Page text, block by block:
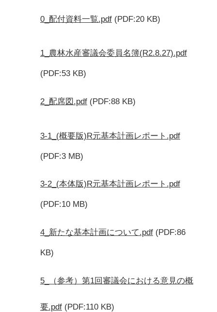
0_配付資料一覧.pdf (PDF:20 KB)
1_農林水産審議会委員名簿(R2.8.27).pdf
(PDF:53 KB)
2_配席図.pdf (PDF:88 KB)
3-1_(概要版)R元基本計画レポート.pdf
(PDF:3 MB)
3-2_(本体版)R元基本計画レポート.pdf
(PDF:10 MB)
4_新たな基本計画について.pdf (PDF:86
KB)
5_（参考）第1回審議会における意見の概
要.pdf (PDF:110 KB)